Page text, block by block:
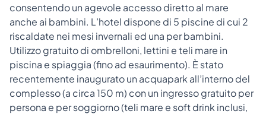
consentendo un agevole accesso diretto al mare
anche ai bambini. L’hotel dispone di 5 piscine di cui 2
riscaldate nei mesi invernali ed una per bambini.
Utilizzo gratuito di ombrelloni, lettini e teli mare in
piscina e spiaggia (fino ad esaurimento). È stato
recentemente inaugurato un acquapark all’interno del
complesso (a circa 150 m) con un ingresso gratuito per
persona e per soggiorno (teli mare e soft drink inclusi,